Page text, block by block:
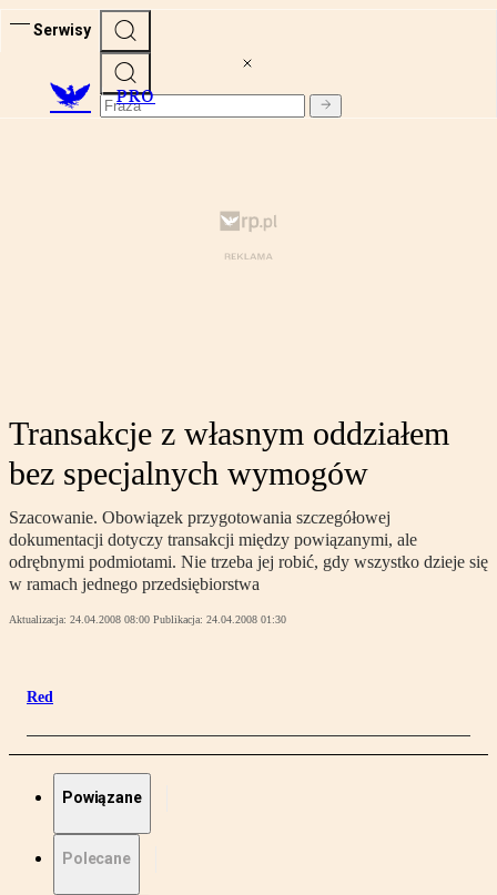
Serwisy
PRO
Transakcje z własnym oddziałem
bez specjalnych wymogów
Szacowanie. Obowiązek przygotowania szczegółowej
dokumentacji dotyczy transakcji między powiązanymi, ale
odrębnymi podmiotami. Nie trzeba jej robić, gdy wszystko dzieje się
w ramach jednego przedsiębiorstwa
Aktualizacja: 24.04.2008 08:00 Publikacja: 24.04.2008 01:30
Red
Powiązane
Polecane